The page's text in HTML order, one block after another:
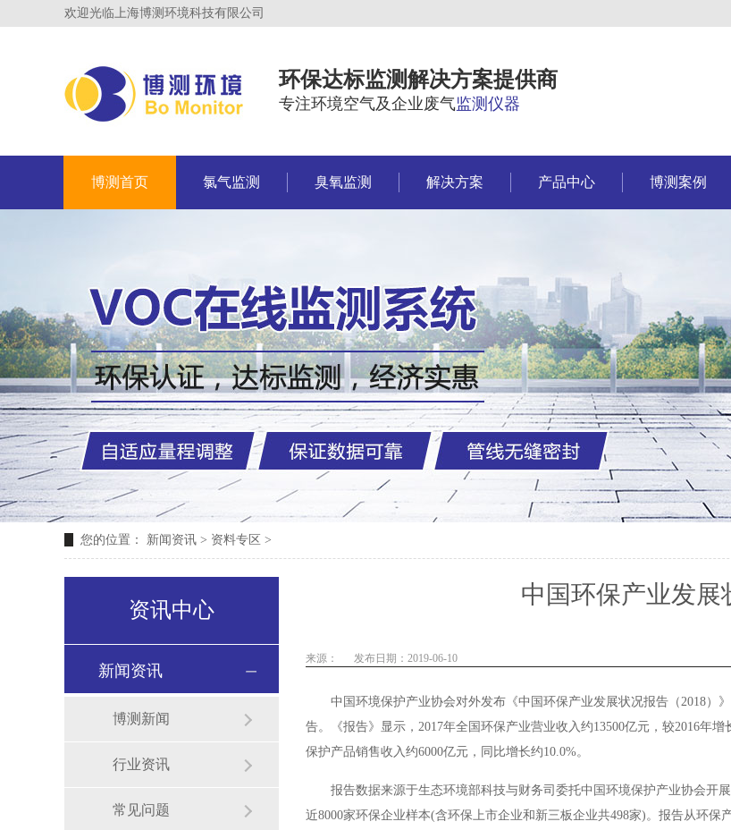
欢迎光临上海博测环境科技有限公司
环保达标监测解决方案提供商
专注环境空气及企业废气监测仪器
博测首页 氯气监测 臭氧监测 解决方案 产品中心 博测案例
您的位置： 新闻资讯 > 资料专区 >
资讯中心
新闻资讯
博测新闻
行业资讯
常见问题
中国环保产业发展
来源： 发布日期：2019-06-10
中国环境保护产业协会对外发布 《中国环保产业发展状况报告 （2018）
告。《报告》显示， 2017年全国环保产业营业收入约13500亿元，较2016年增
保护产品销售收入约6000亿元，同比增长约10.0%。
报告数据来源于生态环境部科技与财务司委托中国环境保护产业协会开
近8000家环保企业样本(含环保上市企业和新三板企业共498家)。报告从环保